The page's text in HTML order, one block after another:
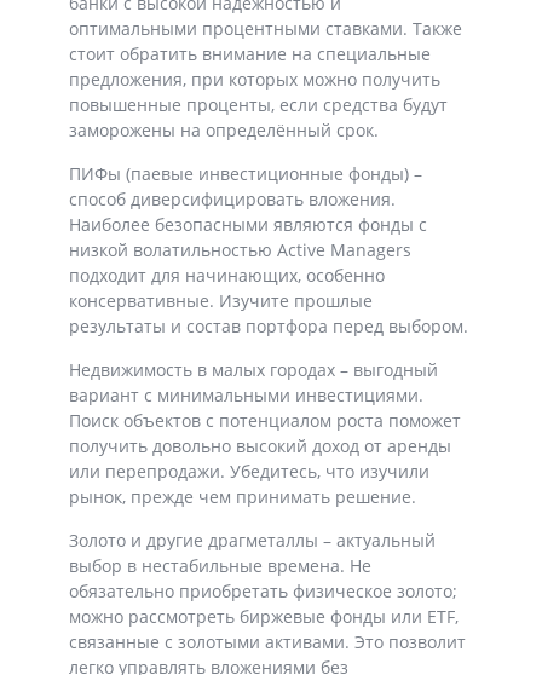
оптимальными процентными ставками. Также
стоит обратить внимание на специальные
предложения, при которых можно получить
повышенные проценты, если средства будут
заморожены на определённый срок.
ПИФы (паевые инвестиционные фонды) –
способ диверсифицировать вложения.
Наиболее безопасными являются фонды с
низкой волатильностью Active Managers
подходит для начинающих, особенно
консервативные. Изучите прошлые
результаты и состав портфора перед выбором.
Недвижимость в малых городах – выгодный
вариант с минимальными инвестициями.
Поиск объектов с потенциалом роста поможет
получить довольно высокий доход от аренды
или перепродажи. Убедитесь, что изучили
рынок, прежде чем принимать решение.
Золото и другие драгметаллы – актуальный
выбор в нестабильные времена. Не
обязательно приобретать физическое золото;
можно рассмотреть биржевые фонды или ETF,
связанные с золотыми активами. Это позволит
легко управлять вложениями без